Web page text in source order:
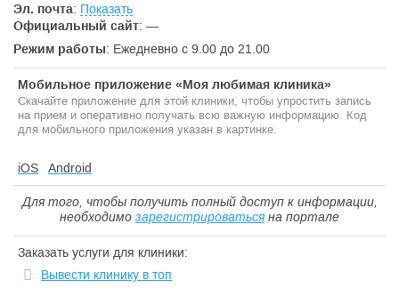
Эл. почта: Показать
Официальный сайт: —
Режим работы: Ежедневно с 9.00 до 21.00
Мобильное приложение «Моя любимая клиника»
Скачайте приложение для этой клиники, чтобы упростить запись
на прием и оперативно получать всю важную информацию. Код
для мобильного приложения указан в картинке.
iOS Android
Для того, чтобы получить полный доступ к информации,
необходимо зарегистрироватьсяна портале
Заказать услуги для клиники:
Вывести клинику в топ